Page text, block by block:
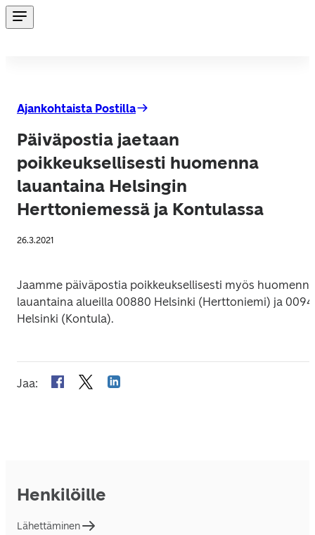
Ajankohtaista Postilla
Päiväpostia jaetaan
poikkeuksellisesti huomenna
lauantaina Helsingin
Herttoniemessä ja Kontulassa
26.3.2021
Jaamme päiväpostia poikkeuksellisesti myös huomenna
lauantaina alueilla 00880 Helsinki (Herttoniemi) ja
Helsinki (Kontula).
Jaa:
Henkilöille
Lähettäminen